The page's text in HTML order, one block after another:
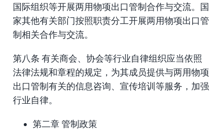
国际组织等开展两用物项出口管制合作与交流。国
家其他有关部门按照职责分工开展两用物项出口管
制相关合作与交流。
第八条 有关商会、协会等行业自律组织应当依照
法律法规和章程的规定，为其成员提供与两用物项
出口管制有关的信息咨询、宣传培训等服务，加强
行业自律。
第二章 管制政策